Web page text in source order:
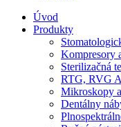
Úvod
Produkty
Kompresory
Sterilizačná
RTG, RVG
Mikroskopy
Dentálny